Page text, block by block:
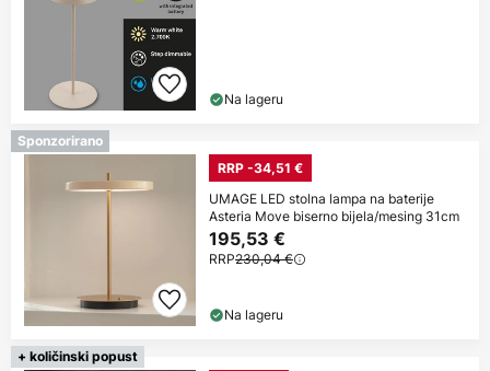
Na lageru
Sponzorirano
RRP -34,51 €
UMAGE LED stolna lampa na baterije
Asteria Move biserno bijela/mesing 31cm
195,53 €
RRP230,04 €
Na lageru
+ količinski popust